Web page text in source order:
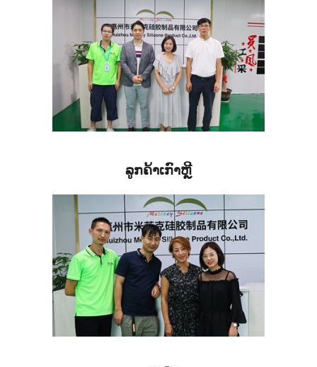
ລູກຄ້າເກົາຫຼີ